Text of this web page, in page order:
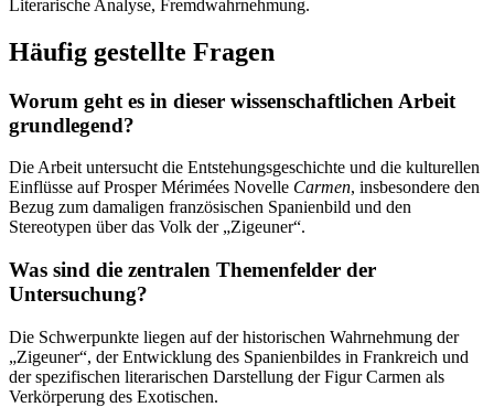
Literarische Analyse, Fremdwahrnehmung.
Häufig gestellte Fragen
Worum geht es in dieser wissenschaftlichen Arbeit
grundlegend?
Die Arbeit untersucht die Entstehungsgeschichte und die kulturellen
Einflüsse auf Prosper Mérimées Novelle Carmen, insbesondere den
Bezug zum damaligen französischen Spanienbild und den
Stereotypen über das Volk der „Zigeuner“.
Was sind die zentralen Themenfelder der
Untersuchung?
Die Schwerpunkte liegen auf der historischen Wahrnehmung der
„Zigeuner“, der Entwicklung des Spanienbildes in Frankreich und
der spezifischen literarischen Darstellung der Figur Carmen als
Verkörperung des Exotischen.